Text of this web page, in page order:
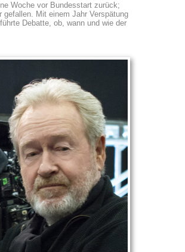
Woche vor Bundesstart zurück;
gefallen. Mit einem Jahr Verspätung
Debatte, ob, wann und wie der